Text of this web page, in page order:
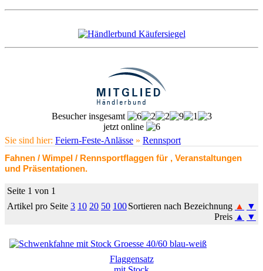
Besucher insgesamt
jetzt online
Sie sind hier: Feiern-Feste-Anlässe » Rennsport
Fahnen / Wimpel / Rennsportflaggen für , Veranstaltungen
und Präsentationen.
Seite 1 von 1
Artikel pro Seite 3 10 20 50 100Sortieren nach Bezeichnung ▲
▼
Preis ▲ ▼
Flaggensatz